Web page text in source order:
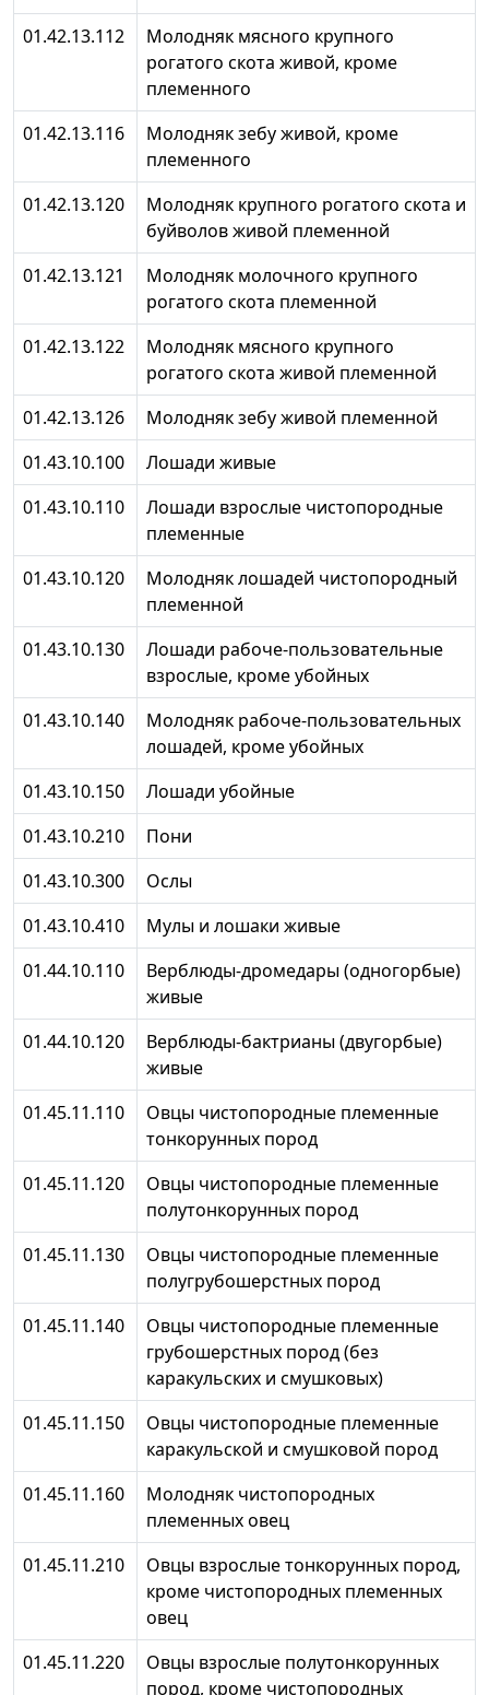
01.42.13.112
Молодняк мясного крупного
рогатого скота живой, кроме
племенного
01.42.13.116
Молодняк зебу живой, кроме
племенного
01.42.13.120
Молодняк крупного рогатого скота и
буйволов живой племенной
01.42.13.121
Молодняк молочного крупного
рогатого скота племенной
01.42.13.122
Молодняк мясного крупного
рогатого скота живой племенной
01.42.13.126
Молодняк зебу живой племенной
01.43.10.100
Лошади живые
01.43.10.110
Лошади взрослые чистопородные
племенные
01.43.10.120
Молодняк лошадей чистопородный
племенной
01.43.10.130
Лошади рабоче-пользовательные
взрослые, кроме убойных
01.43.10.140
Молодняк рабоче-пользовательных
лошадей, кроме убойных
01.43.10.150
Лошади убойные
01.43.10.210
Пони
01.43.10.300
Ослы
01.43.10.410
Мулы и лошаки живые
01.44.10.110
Верблюды-дромедары (одногорбые)
живые
01.44.10.120
Верблюды-бактрианы (двугорбые)
живые
01.45.11.110
Овцы чистопородные племенные
тонкорунных пород
01.45.11.120
Овцы чистопородные племенные
полутонкорунных пород
01.45.11.130
Овцы чистопородные племенные
полугрубошерстных пород
01.45.11.140
Овцы чистопородные племенные
грубошерстных пород (без
каракульских и смушковых)
01.45.11.150
Овцы чистопородные племенные
каракульской и смушковой пород
01.45.11.160
Молодняк чистопородных
племенных овец
01.45.11.210
Овцы взрослые тонкорунных пород,
кроме чистопородных племенных
овец
01.45.11.220
Овцы взрослые полутонкорунных
пород, кроме чистопородных